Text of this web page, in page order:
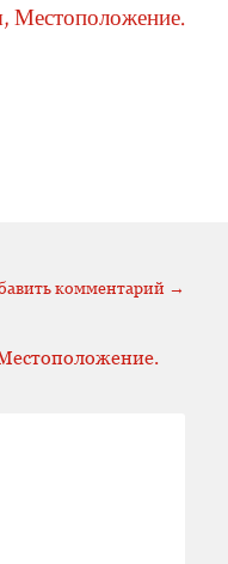
Местоположение.
комментарий →